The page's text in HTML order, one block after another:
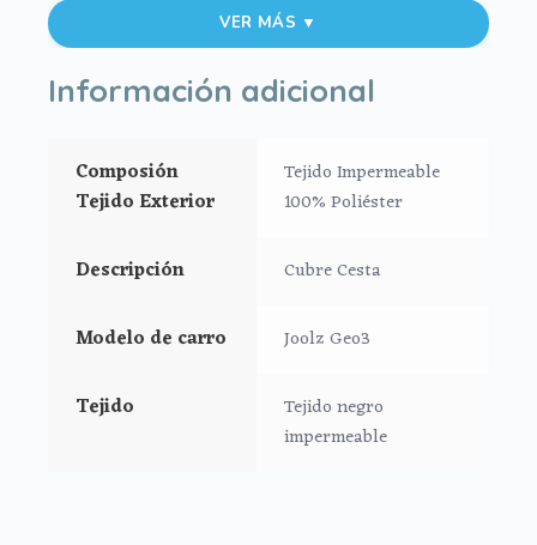
Aberturas de cremalleras
Totalmente ajustada a la cesta y al chasis.
Patrón adaptado totalmente al chasis
Geo3
que quitar el cubre cesta.
Protege la intimidad de tus cosas de la lluvia,
VER MÁS ▼
Información adicional
Composión
Tejido Exterior
Tejido Impermeable
100% Poliéster
Descripción Cubre Cesta
Modelo de carro Joolz Geo3
Tejido
Tejido negro
impermeable